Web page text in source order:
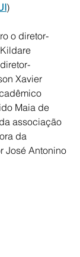
)
o diretor-
Xavier
Maia de
associação
da
José Antonino